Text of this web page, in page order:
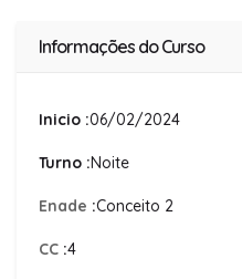
Informações do Curso
Inicio :06/02/2024
Turno :Noite
Enade :Conceito 2
CC :4